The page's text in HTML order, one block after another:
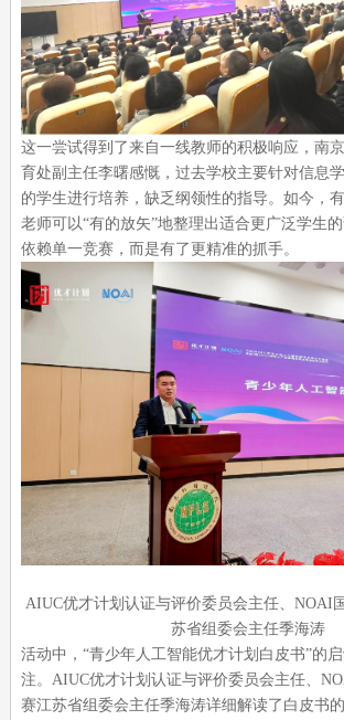
这一尝试得到了来自一线教师的积极响应，南
育处副主任李曙感慨，过去学校主要针对信息
的学生进行培养，缺乏纲领性的指导。如今，
老师可以“有的放矢”地整理出适合更广泛学生
依赖单一竞赛，而是有了更精准的抓手。
AIUC优才计划认证与评价委员会主任、NOAI
苏省组委会主任季海涛
活动中，“青少年人工智能优才计划白皮书”的
注。AIUC优才计划认证与评价委员会主任、
赛江苏省组委会主任季海涛详细解读了白皮书